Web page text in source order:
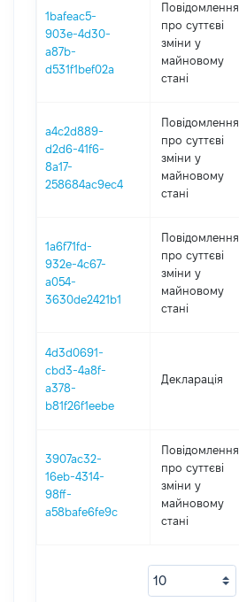
1bafeac5-
903e-4d30-
a87b-
d531f1bef02a
Повідомлення
про суттєві
зміни y
майновому
стані
a4c2d889-
d2d6-41f6-
8a17-
258684ac9ec4
Повідомлення
про суттєві
зміни y
майновому
стані
1a6f71fd-
932e-4c67-
a054-
3630de2421b1
Повідомлення
про суттєві
зміни y
майновому
стані
4d3d0691-
cbd3-4a8f-
a378-
b81f26f1eebe
Декларація
3907ac32-
16eb-4314-
98ff-
a58bafe6fe9c
Повідомлення
про суттєві
зміни y
майновому
стані